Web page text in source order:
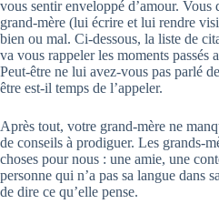
vous sentir enveloppé d’amour. Vous
grand-mère (lui écrire et lui rendre
bien ou mal. Ci-dessous, la liste de
va vous rappeler les moments passés
Peut-être ne lui avez-vous pas parlé
être est-il temps de l’appeler.
Après tout, votre grand-mère ne
de conseils à prodiguer. Les grands-
choses pour nous : une amie, une
personne qui n’a pas sa langue dans
de dire ce qu’elle pense.